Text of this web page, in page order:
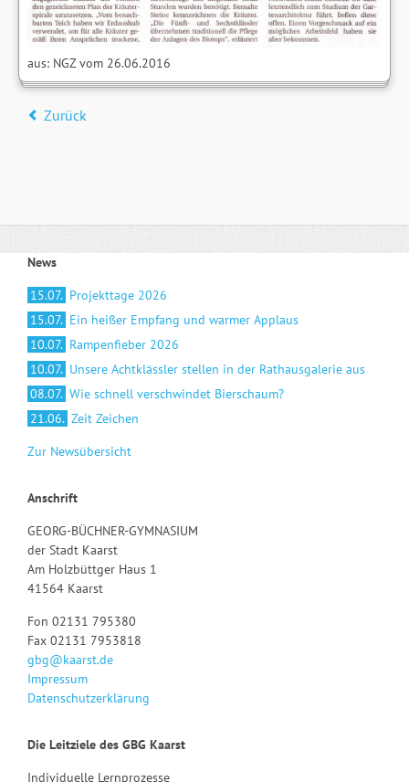
aus: NGZ vom 26.06.2016
Zurück
News
15.07. Projekttage 2026
15.07. Ein heißer Empfang und warmer Applaus
10.07. Rampenfieber 2026
10.07. Unsere Achtklässler stellen in der Rathausgalerie aus
08.07. Wie schnell verschwindet Bierschaum?
21.06. Zeit Zeichen
Zur Newsübersicht
Anschrift
GEORG-BÜCHNER-GYMNASIUM
der Stadt Kaarst
Am Holzbüttger Haus 1
41564 Kaarst
Fon 02131 795380
Fax 02131 7953818
gbg@kaarst.de
Impressum
Datenschutzerklärung
Die Leitziele des GBG Kaarst
Individuelle Lernprozesse